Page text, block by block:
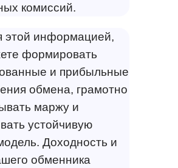
комиссий.
этой информацией,
формировать
и прибыльные
обмена, грамотно
маржу и
устойчивую
Доходность и
обменника